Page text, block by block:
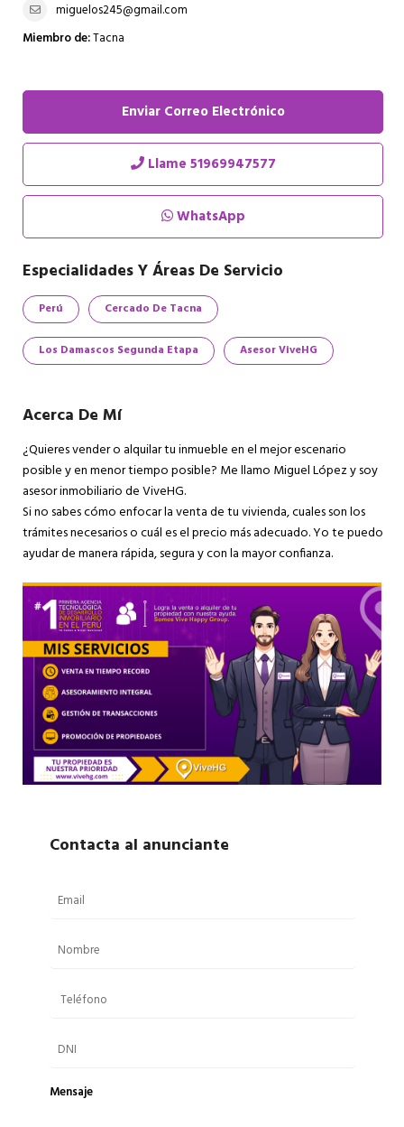
miguelos245@gmail.com
Miembro de:Tacna
Enviar Correo Electrónico
Llame 51969947577
WhatsApp
Especialidades Y Áreas De Servicio
Perú Cercado De Tacna
Los Damascos Segunda Etapa Asesor ViveHG
Acerca De Mí
¿Quieres vender o alquilar tu inmueble en el mejor escenario
posible y en menor tiempo posible? Me llamo Miguel López y soy
asesor inmobiliario de ViveHG.
Si no sabes cómo enfocar la venta de tu vivienda, cuales son los
trámites necesarios o cuál es el precio más adecuado. Yo te puedo
ayudar de manera rápida, segura y con la mayor confianza.
Contacta al anunciante
Mensaje